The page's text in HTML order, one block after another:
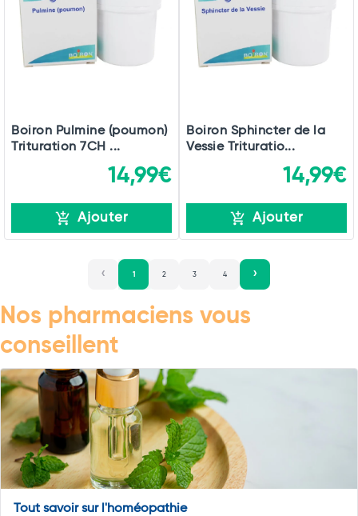
Boiron Pulmine (poumon)
Trituration 7CH ...
14,99€
Ajouter
Boiron Sphincter de la
Vessie Trituratio...
14,99€
Ajouter
1 2 3 4
Nos pharmaciens vous
conseillent
Tout savoir sur l'homéopathie